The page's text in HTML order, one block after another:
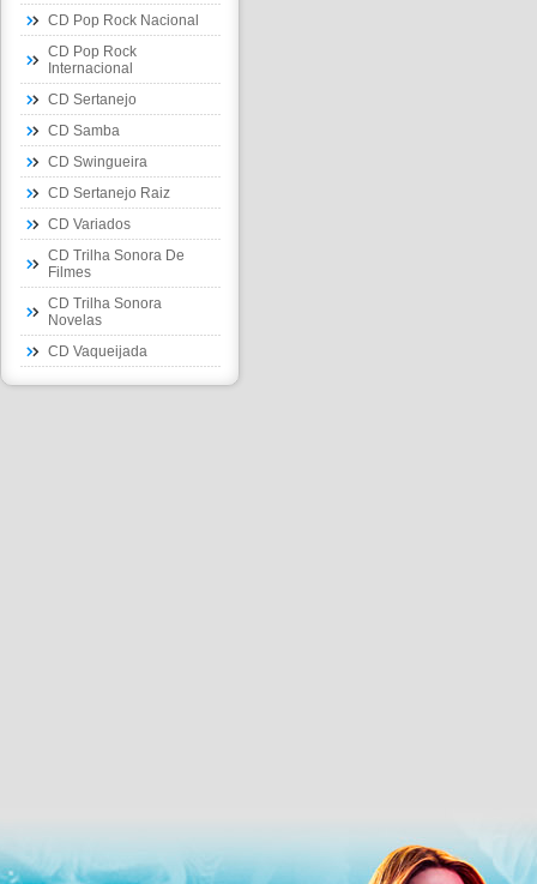
CD Pop Rock Nacional
CD Pop Rock
Internacional
CD Sertanejo
CD Samba
CD Swingueira
CD Sertanejo Raiz
CD Variados
CD Trilha Sonora De
Filmes
CD Trilha Sonora
Novelas
CD Vaqueijada